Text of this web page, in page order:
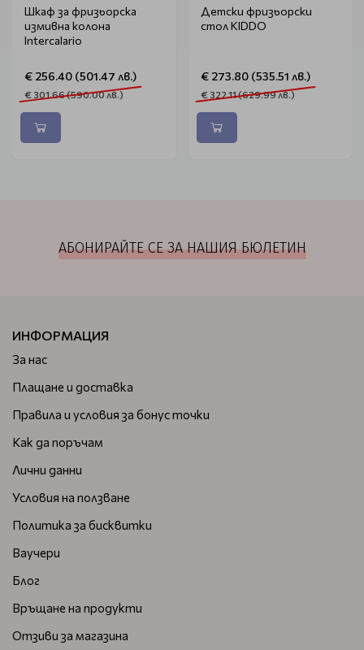
Шкаф за фризьорска
измивна колона
Intercalario
€ 256.40 (501.47 лв.)
€ 301.66 (590.00 лв.)
Детски фризьорски
стол KIDDO
€ 273.80 (535.51 лв.)
€ 322.11 (629.99 лв.)
АБОНИРАЙТЕ СЕ ЗА НАШИЯ БЮЛЕТИН
ИНФОРМАЦИЯ
За нас
Плащане и доставка
Правила и условия за бонус точки
Как да поръчам
Лични данни
Условия на ползване
Политика за бисквитки
Ваучери
Блог
Връщане на продукти
Отзиви за магазина